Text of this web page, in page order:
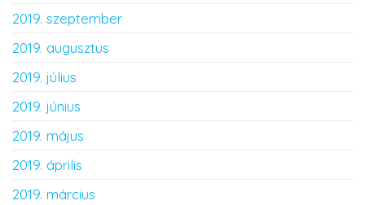
2019. szeptember
2019. augusztus
2019. július
2019. június
2019. május
2019. április
2019. március